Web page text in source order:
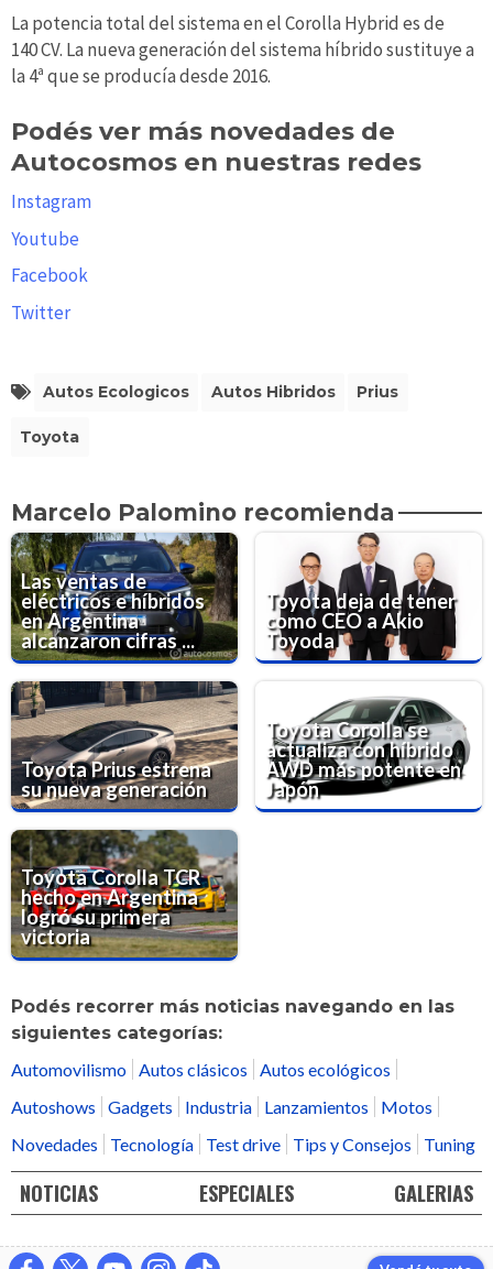
La potencia total del sistema en el Corolla Hybrid es de
140 CV. La nueva generación del sistema híbrido sustituye a
la 4ª que se producía desde 2016.
Podés ver más novedades de
Autocosmos en nuestras redes
Instagram
Youtube
Facebook
Twitter
Autos Ecologicos Autos Hibridos Prius
Toyota
Marcelo Palomino recomienda
Las ventas de
eléctricos e híbridos
en Argentina
alcanzaron cifras ...
Toyota deja de tener
como CEO a Akio
Toyoda
Toyota Prius estrena
su nueva generación
Toyota Corolla se
actualiza con híbrido
AWD más potente en
Japón
Toyota Corolla TCR
hecho en Argentina
logró su primera
victoria
Podés recorrer más noticias navegando en las
siguientes categorías:
Automovilismo
Autos clásicos
Autos ecológicos
Autoshows
Gadgets Industria Lanzamientos
Motos
Novedades
Tecnología Test drive Tips y Consejos Tuning
NOTICIAS ESPECIALES GALERIAS